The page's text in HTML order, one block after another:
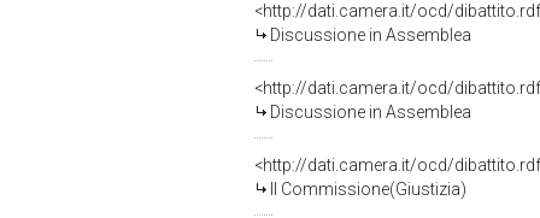
<http://dati.camera.it/ocd/
Discussione in Assemblea
<http://dati.camera.it/ocd/
Discussione in Assemblea
<http://dati.camera.it/ocd/
II Commissione(Giustizia)